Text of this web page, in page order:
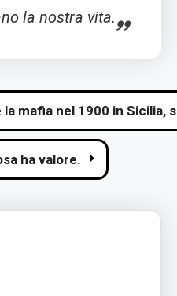
la nostra vita.
la mafia nel 1900 in Sicilia,
ha valore.